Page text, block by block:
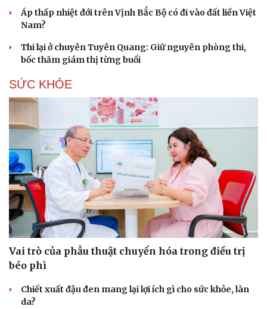
Tư vấn
Săn Tour
check-in
Câu chuyện thời sự
Đọc truyện đêm khuya
Kể chuyện cho bé
Áp thấp nhiệt đới trên Vịnh Bắc Bộ có đi vào đất liền Việt
Nam?
Thi lại ở chuyên Tuyên Quang: Giữ nguyên phòng thi,
bốc thăm giám thị từng buổi
SỨC KHỎE
Vai trò của phẫu thuật chuyển hóa trong điều trị
béo phì
Chiết xuất đậu đen mang lại lợi ích gì cho sức khỏe, làn
da?